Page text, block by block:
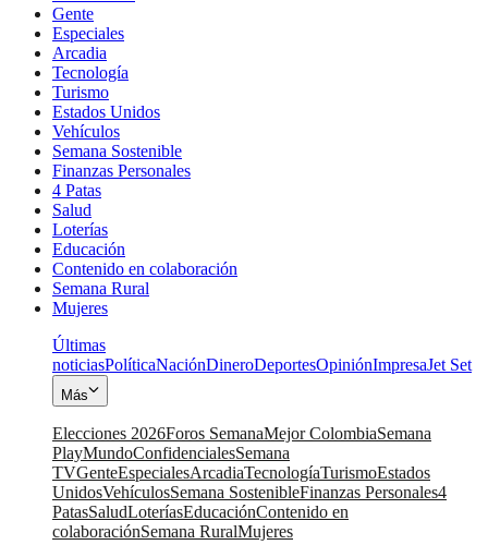
Gente
Especiales
Arcadia
Tecnología
Turismo
Estados Unidos
Vehículos
Semana Sostenible
Finanzas Personales
4 Patas
Salud
Loterías
Educación
Contenido en colaboración
Semana Rural
Mujeres
Últimas
noticiasPolíticaNaciónDineroDeportesOpiniónImpresaJet Set
Más
Elecciones 2026Foros SemanaMejor ColombiaSemana
PlayMundoConfidencialesSemana
TVGenteEspecialesArcadiaTecnologíaTurismoEstados
UnidosVehículosSemana SostenibleFinanzas Personales4
PatasSaludLoteríasEducaciónContenido en
colaboraciónSemana RuralMujeres